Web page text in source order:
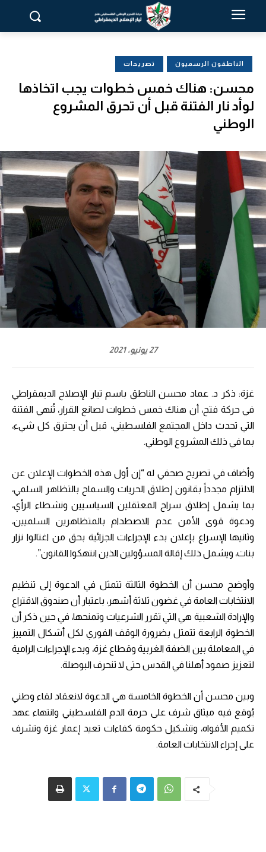
الناطقون الرسميون تصريحات
محسن: هناك خمس خطوات يجب اتخاذها
لوأد نار الفتنة قبل أن تحرق المشروع
الوطني
27 يونيو، 2021
غزة: ذكر د. عماد محسن الناطق باسم تيار الإصلاح الديمقراطي
في حركة فتح، أن هناك خمس خطوات لصانع القرار، تُنهي الفتنة
التي تحدث داخل المجتمع الفلسطيني، قبل أن يحترق كل شيء،
بما في ذلك المشروع الوطني.
وأضاف في تصريح صحفي له “إن أول هذه الخطوات الإعلان عن
الالتزام مجدداً بقانون إطلاق الحريات والسماح بالتظاهر السلمي،
بما يشمل إطلاق سراح المعتقلين السياسيين ونشطاء الرأي،
ودعوة قوى الأمن عدم الاصطدام بالمتظاهرين السلميين،
وثانيها الإسراع بإعلان بدء الإجراءات الجزائية بحق من اغتالوا نزار
بنات، ويشمل ذلك إقالة المسؤولين الذين انتهكوا القانون”.
وأوضح محسن أن الخطوة الثالثة تتمثل في الدعوة إلى تنظيم
الانتخابات العامة في غضون ثلاثة أشهر، باعتبار أن صندوق الاقتراع
والإرادة الشعبية هي التي تقرر الشرعيات وتمنحها، في حين ذكر أن
الخطوة الرابعة تتمثل بضرورة الوقف الفوري لكل أشكال التمييز
في المعاملة بين الضفة الغربية وقطاع غزة، وبدء الإجراءات الرامية
لتعزيز صمود أهلنا في القدس حتى لا تنحرف البوصلة.
وبين محسن أن الخطوة الخامسة هي الدعوة لانعقاد لقاء وطني
يُوقع فيه ميثاق شرف على حرمة الدم الفلسطيني وانتهاء عهد
تكميم الأفواه، وتشكيل حكومة كفاءات تعيد إعمار غزة وتشرف
على إجراء الانتخابات العامة.